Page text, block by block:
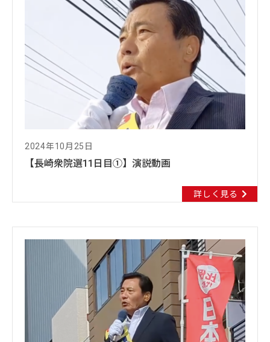
2024年10月25日
【長崎衆院選11日目①】演説動画
詳しく見る